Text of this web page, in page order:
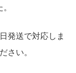
発送で対応しま
さい。